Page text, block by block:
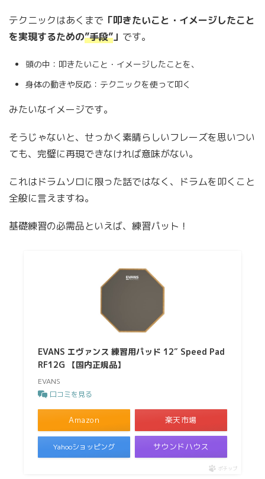
テクニックはあくまで 「叩きたいこと・イメージしたこと
を実現するための”手段”」 です。
頭の中：叩きたいこと・イメージしたことを、
身体の動きや反応：テクニックを使って叩く
みたいなイメージです。
そうじゃないと、せっかく素晴らしいフレーズを思いつい
ても、完璧に再現できなければ意味がない。
これはドラムソロに限った話ではなく、ドラムを叩くこと
全般に言えますね。
基礎練習の必需品といえば、練習パット！
EVANS エヴァンス 練習用パッド 12″ Speed Pad
RF12G 【国内正規品】
EVANS
口コミを見る
Amazon 楽天市場
Yahooショッピング サウンドハウス
ポチップ